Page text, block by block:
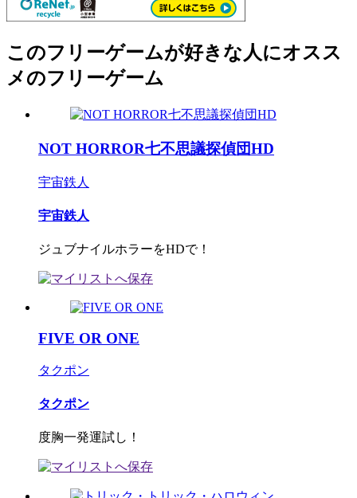
このフリーゲームが好きな人にオスス
メのフリーゲーム
NOT HORROR七不思議探偵団HD
宇宙鉄人
宇宙鉄人
ジュブナイルホラーをHDで！
FIVE OR ONE
タクポン
タクポン
度胸一発運試し！